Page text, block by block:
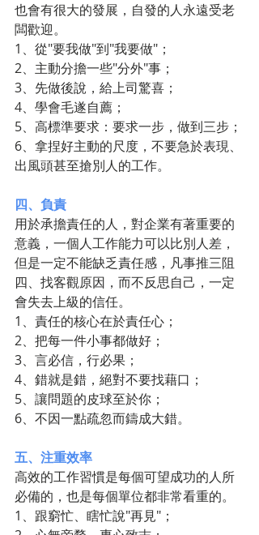
也會有很大的發展，自發的人永遠受老
闆歡迎。
1、從"要我做"到"我要做"；
2、主動分擔一些"分外"事；
3、先做後說，給上司驚喜；
4、學會毛遂自薦；
5、高標準要求：要求一步，做到三步；
6、拿捏好主動的尺度，不要急於表現、
出風頭甚至搶別人的工作。
四、負責
用於承擔責任的人，對企業有著重要的
意義，一個人工作能力可以比別人差，
但是一定不能缺乏責任感，凡事推三阻
四、找客觀原因，而不反思自己，一定
會失去上級的信任。
1、責任的核心在於責任心；
2、把每一件小事都做好；
3、言必信，行必果；
4、錯就是錯，絕對不要找藉口；
5、讓問題的皮球至於你；
6、不因一點疏忽而鑄成大錯。
五、注重效率
高效的工作習慣是每個可望成功的人所
必備的，也是每個單位都非常看重的。
1、跟窮忙、瞎忙說"再見"；